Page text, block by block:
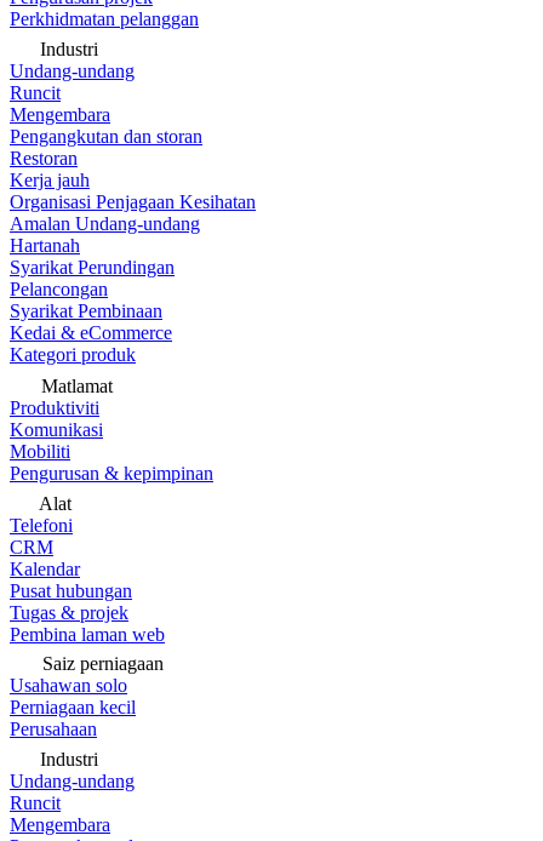
Perkhidmatan pelanggan
Industri
Undang-undang
Runcit
Mengembara
Pengangkutan dan storan
Restoran
Kerja jauh
Organisasi Penjagaan Kesihatan
Amalan Undang-undang
Hartanah
Syarikat Perundingan
Pelancongan
Syarikat Pembinaan
Kedai & eCommerce
Kategori produk
Matlamat
Produktiviti
Komunikasi
Mobiliti
Pengurusan & kepimpinan
Alat
Telefoni
CRM
Kalendar
Pusat hubungan
Tugas & projek
Pembina laman web
Saiz perniagaan
Usahawan solo
Perniagaan kecil
Perusahaan
Industri
Undang-undang
Runcit
Mengembara